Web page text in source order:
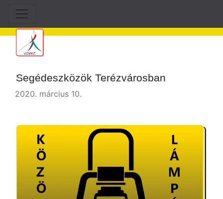
Segédeszközök Terézvárosban
2020. március 10.